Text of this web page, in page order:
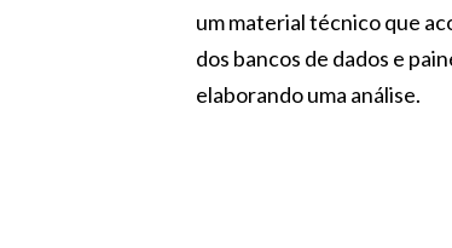
um material técnico que
dos bancos de dados e
elaborando uma análise.